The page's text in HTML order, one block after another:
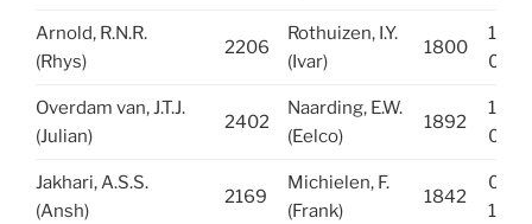
Arnold, R.N.R.
(Rhys)
2206
Rothuizen, I.Y.
(Ivar)
1800
1-
0
Overdam van, J.T.J.
(Julian)
2402
Naarding, E.W.
(Eelco)
1892
1-
0
Jakhari, A.S.S.
(Ansh)
2169
Michielen, F.
(Frank)
1842
0-
1